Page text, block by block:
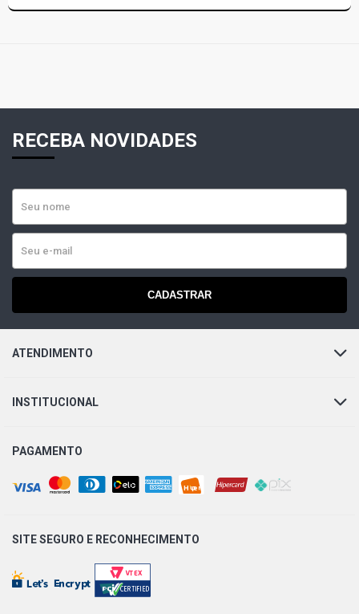
RECEBA NOVIDADES
CADASTRAR
ATENDIMENTO
INSTITUCIONAL
PAGAMENTO
SITE SEGURO E RECONHECIMENTO